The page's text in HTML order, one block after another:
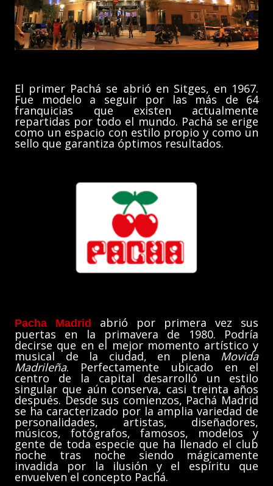
El primer Pachá se abrió en Sitges, en 1967.
Fue modelo a seguir por las más de 64
franquicias que existen actualmente
repartidas por todo el mundo. Pachá se erige
como un espacio con estilo propio y como un
sello que garantiza óptimos resultados.
Pacha Madrid abrió por primera vez sus
puertas en la primavera de 1980. Podría
decirse que en el mejor momento artístico y
musical de la ciudad, en plena Movida
Madrileña. Perfectamente ubicado en el
centro de la capital desarrolló un estilo
singular que aún conserva, casi treinta años
después. Desde sus comienzos, Pachá Madrid
se ha caracterizado por la amplia variedad de
personalidades, artistas, diseñadores,
músicos, fotógrafos, famosos, modelos y
gente de toda especie que ha llenado el club
noche tras noche siendo mágicamente
invadida por la ilusión y el espíritu que
envuelven el concepto Pachá.